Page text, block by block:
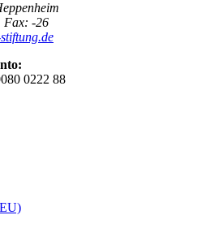
Fax: -26
0222 88